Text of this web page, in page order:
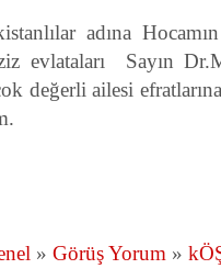
adına
evlataları Sayın
değerli ailesi
» Görüş Yorum »